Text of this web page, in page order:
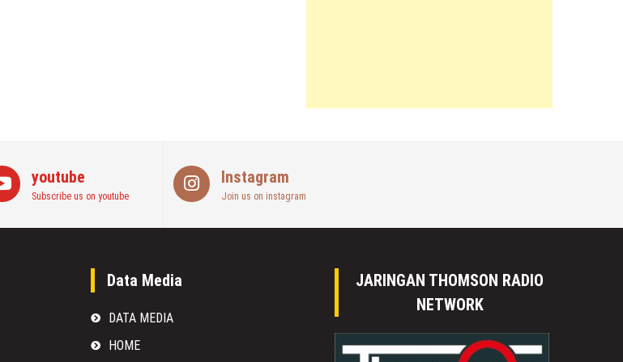
youtube
Subscribe us on youtube
Instagram
Join us on instagram
Data Media
DATA MEDIA
HOME
JARINGAN THOMSON RADIO
NETWORK